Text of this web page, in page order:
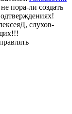
пора-ли создать
слухов-